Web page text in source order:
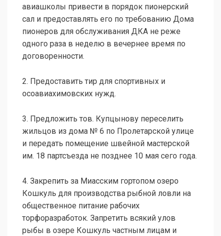
авиашколы привести в порядок пионерский
сал и предоставлять его по требованию Дома
пионеров для обслуживания ДКА не реже
одного раза в неделю в вечернее время по
договоренности.
2. Предоставить тир для спортивных и
осоавиахимовских нужд.
3. Предложить тов. Купцынову переселить
жильцов из дома № 6 по Пролетарской улице
и передать помещение швейной мастерской
им. 18 партсъезда не позднее 10 мая сего года.
4. Закрепить за Миасским гортопом озеро
Кошкуль для производства рыбной ловли на
общественное питание рабочих
торфоразработок. Запретить всякий улов
рыбы в озере Кошкуль частным лицам и